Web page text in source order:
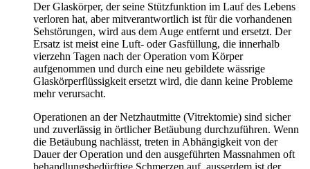
Der Glaskörper, der seine Stützfunktion im Lauf des Lebens
verloren hat, aber mitverantwortlich ist für die vorhandenen
Sehstörungen, wird aus dem Auge entfernt und ersetzt. Der
Ersatz ist meist eine Luft- oder Gasfüllung, die innerhalb
vierzehn Tagen nach der Operation vom Körper
aufgenommen und durch eine neu gebildete wässrige
Glaskörperflüssigkeit ersetzt wird, die dann keine Probleme
mehr verursacht.
Operationen an der Netzhautmitte (Vitrektomie) sind sicher
und zuverlässig in örtlicher Betäubung durchzuführen. Wenn
die Betäubung nachlässt, treten in Abhängigkeit von der
Dauer der Operation und den ausgeführten Massnahmen oft